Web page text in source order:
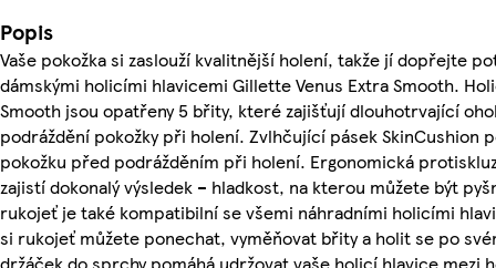
Popis
Vaše pokožka si zaslouží kvalitnější holení, takže jí dopřejte
dámskými holicími hlavicemi Gillette Venus Extra Smooth.
Smooth jsou opatřeny 5 břity, které zajišťují dlouhotrvající
podráždění pokožky při holení. Zvlhčující pásek SkinCushion
pokožku před podrážděním při holení. Ergonomická
zajistí dokonalý výsledek – hladkost, na kterou můžete být
rukojeť je také kompatibilní se všemi náhradními holicími
si rukojeť můžete ponechat, vyměňovat břity a holit se po
držáček do sprchy pomáhá udržovat vaše holicí hlavice mezi